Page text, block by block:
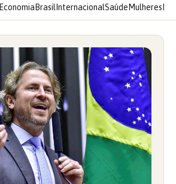
Economia Brasil InternacionalSaúde Mulheres